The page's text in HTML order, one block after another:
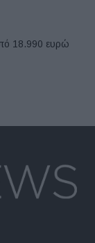
18.990 ευρώ